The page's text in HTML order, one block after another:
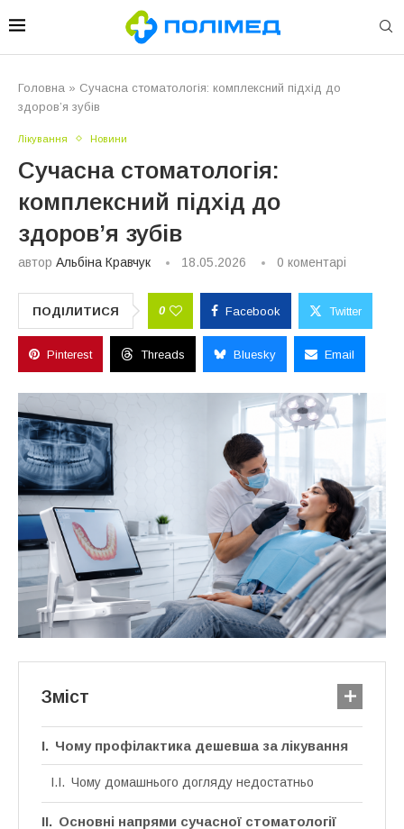
Головна » Сучасна стоматологія: комплексний підхід до
здоров’я зубів
Лікування Новини
Сучасна стоматологія:
комплексний підхід до
здоров’я зубів
автор Альбіна Кравчук 18.05.2026 0 коментарі
ПОДІЛИТИСЯ 0 Facebook Twitter
Pinterest Threads Bluesky Email
Зміст
Чому профілактика дешевша за лікування
Чому домашнього догляду недостатньо
Основні напрями сучасної стоматології